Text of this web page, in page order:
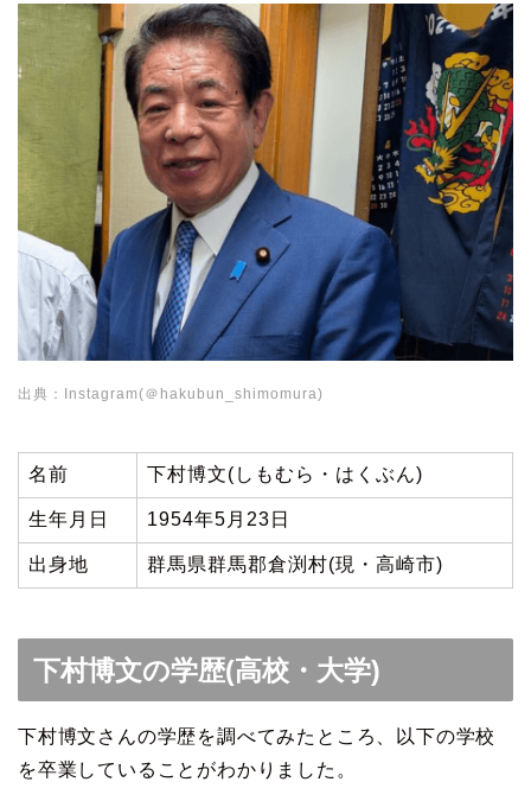
出典：Instagram(＠hakubun_shimomura)
名前 下村博文(しもむら・はくぶん)
生年月日 1954年5月23日
出身地 群馬県群馬郡倉渕村(現・高崎市)
下村博文の学歴(高校・大学)
下村博文さんの学歴を調べてみたところ、以下の学校
を卒業していることがわかりました。